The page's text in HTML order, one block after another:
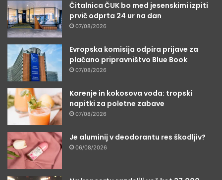
Čitalnica ČUK bo med jesenskimi izpiti
prvič odprta 24 ur na dan
07/08/2026
Evropska komisija odpira prijave za
plačano pripravništvo Blue Book
07/08/2026
Korenje in kokosova voda: tropski
napitki za poletne zabave
07/08/2026
Je aluminij v deodorantu res škodljiv?
06/08/2026